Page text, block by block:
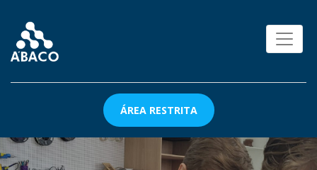
ÁREA RESTRITA